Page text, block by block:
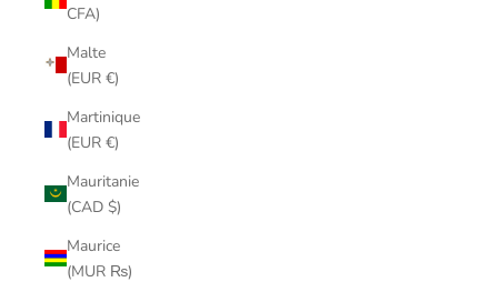
CFA)
Malte
(EUR €)
Martinique
(EUR €)
Mauritanie
(CAD $)
Maurice
(MUR ₨)